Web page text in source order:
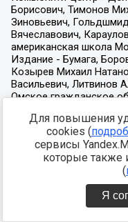
Для повышения
cookies (
сервисы
которые также
(
Я